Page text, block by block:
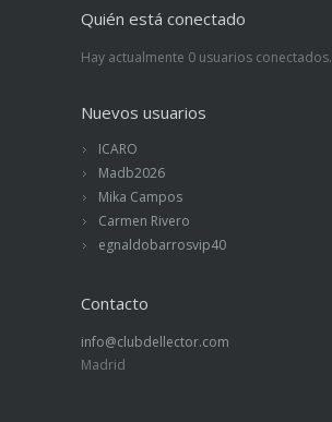
Quién está conectado
Hay actualmente 0 usuarios conectados.
Nuevos usuarios
ICARO
Madb2026
Mika Campos
Carmen Rivero
egnaldobarrosvip40
Contacto
info@clubdellector.com
Madrid